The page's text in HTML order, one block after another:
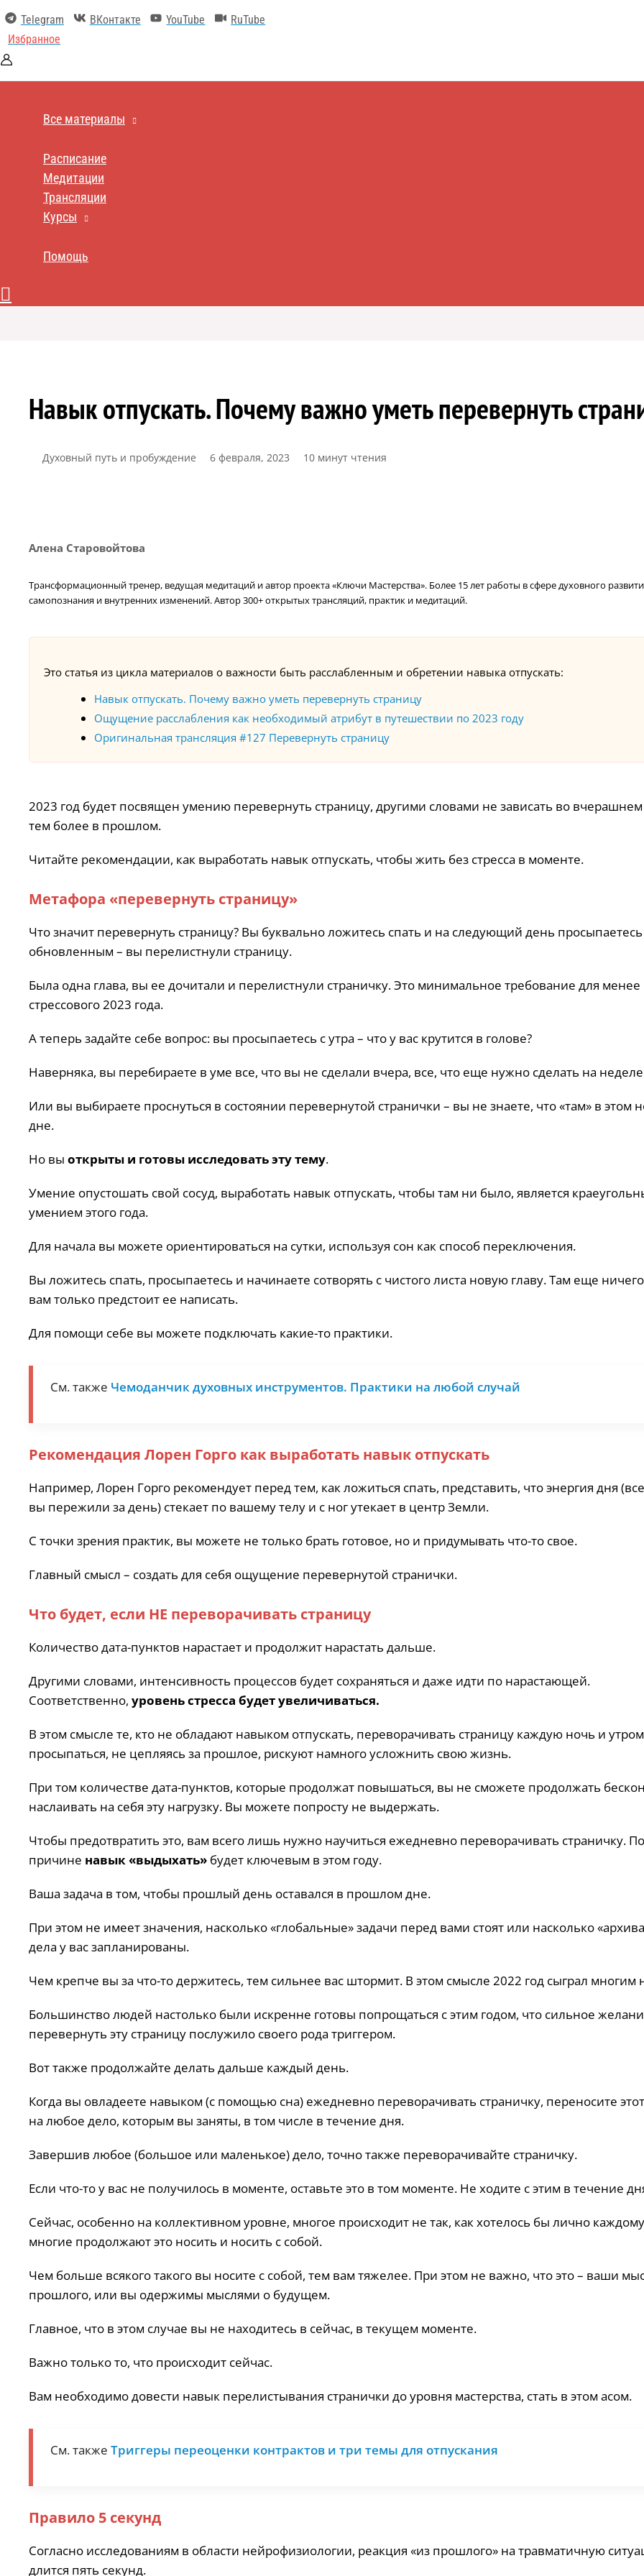
содержимому
Telegram ВКонтакте YouTube
RuTube
Избранное
Все материалы
Расписание
Медитации
Трансляции
Курсы
Помощь
Поиск
Навык отпускать. Почему важно уметь перевернуть
Духовный путь и пробуждение 6 февраля, 2023 10 минут чтения
Алена Старовойтова
Трансформационный тренер, ведущая медитаций и автор проекта «Ключи Мастерства». Более 15 лет работы в сфере духовного
самопознания и внутренних изменений. Автор 300+ открытых трансляций, практик и медитаций.
Это статья из цикла материалов о важности быть расслабленным и обретении навыка отпускать:
Навык отпускать. Почему важно уметь перевернуть страницу
Ощущение расслабления как необходимый атрибут в путешествии по 2023 году
Оригинальная трансляция #127 Перевернуть страницу
2023 год будет посвящен умению перевернуть страницу, другими словами не зависать во
тем более в прошлом.
Читайте рекомендации, как выработать навык отпускать, чтобы жить без стресса в моменте.
Метафора «перевернуть страницу»
Что значит перевернуть страницу? Вы буквально ложитесь спать и на следующий день просыпаетесь
обновленным – вы перелистнули страницу.
Была одна глава, вы ее дочитали и перелистнули страничку. Это минимальное требование для менее
стрессового 2023 года.
А теперь задайте себе вопрос: вы просыпаетесь с утра – что у вас крутится в голове?
Наверняка, вы перебираете в уме все, что вы не сделали вчера, все, что еще нужно сделать на
Или вы выбираете проснуться в состоянии перевернутой странички – вы не знаете, что «там» в этом
дне.
Но вы открыты и готовы исследовать эту тему.
Умение опустошать свой сосуд, выработать навык отпускать, чтобы там ни было, является
умением этого года.
Для начала вы можете ориентироваться на сутки, используя сон как способ переключения.
Вы ложитесь спать, просыпаетесь и начинаете сотворять с чистого листа новую главу. Там еще
вам только предстоит ее написать.
Для помощи себе вы можете подключать какие-то практики.
См. также Чемоданчик духовных инструментов. Практики на любой случай
Рекомендация Лорен Горго как выработать навык отпускать
Например, Лорен Горго рекомендует перед тем, как ложиться спать, представить, что энергия дня
вы пережили за день) стекает по вашему телу и с ног утекает в центр Земли.
С точки зрения практик, вы можете не только брать готовое, но и придумывать что-то свое.
Главный смысл – создать для себя ощущение перевернутой странички.
Что будет, если НЕ переворачивать страницу
Количество дата-пунктов нарастает и продолжит нарастать дальше.
Другими словами, интенсивность процессов будет сохраняться и даже идти по нарастающей.
Соответственно, уровень стресса будет увеличиваться.
В этом смысле те, кто не обладают навыком отпускать, переворачивать страницу каждую ночь и утром
просыпаться, не цепляясь за прошлое, рискуют намного усложнить свою жизнь.
При том количестве дата-пунктов, которые продолжат повышаться, вы не сможете продолжать
наслаивать на себя эту нагрузку. Вы можете попросту не выдержать.
Чтобы предотвратить это, вам всего лишь нужно научиться ежедневно переворачивать страничку.
причине навык «выдыхать» будет ключевым в этом году.
Ваша задача в том, чтобы прошлый день оставался в прошлом дне.
При этом не имеет значения, насколько «глобальные» задачи перед вами стоят или насколько
дела у вас запланированы.
Чем крепче вы за что-то держитесь, тем сильнее вас штормит. В этом смысле 2022 год сыграл многим
Большинство людей настолько были искренне готовы попрощаться с этим годом, что сильное
перевернуть эту страницу послужило своего рода триггером.
Вот также продолжайте делать дальше каждый день.
Когда вы овладеете навыком (с помощью сна) ежедневно переворачивать страничку, переносите
на любое дело, которым вы заняты, в том числе в течение дня.
Завершив любое (большое или маленькое) дело, точно также переворачивайте страничку.
Если что-то у вас не получилось в моменте, оставьте это в том моменте. Не ходите с этим в течение
Сейчас, особенно на коллективном уровне, многое происходит не так, как хотелось бы лично
многие продолжают это носить и носить с собой.
Чем больше всякого такого вы носите с собой, тем вам тяжелее. При этом не важно, что это – ваши
прошлого, или вы одержимы мыслями о будущем.
Главное, что в этом случае вы не находитесь в сейчас, в текущем моменте.
Важно только то, что происходит сейчас.
Вам необходимо довести навык перелистывания странички до уровня мастерства, стать в этом асом.
См. также Триггеры переоценки контрактов и три темы для отпускания
Правило 5 секунд
Согласно исследованиям в области нейрофизиологии, реакция «из прошлого» на травматичную
длится пять секунд.